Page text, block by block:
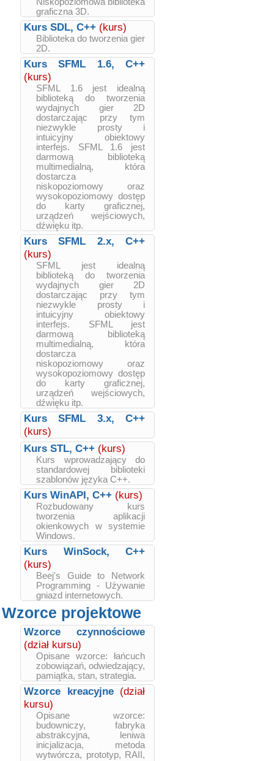
graficzna 3D.
Kurs SDL, C++ (kurs)
Biblioteka do tworzenia gier
2D.
Kurs SFML 1.6, C++
(kurs)
SFML 1.6 jest idealną
biblioteką do tworzenia
wydajnych gier 2D
dostarczając przy tym
niezwykle prosty i
intuicyjny obiektowy
interfejs. SFML 1.6 jest
darmową biblioteką
multimedialną, która
dostarcza
niskopoziomowy oraz
wysokopoziomowy dostęp
do karty graficznej,
urządzeń wejściowych,
dźwięku itp.
Kurs SFML 2.x, C++
(kurs)
SFML jest idealną
biblioteką do tworzenia
wydajnych gier 2D
dostarczając przy tym
niezwykle prosty i
intuicyjny obiektowy
interfejs. SFML jest
darmową biblioteką
multimedialną, która
dostarcza
niskopoziomowy oraz
wysokopoziomowy dostęp
do karty graficznej,
urządzeń wejściowych,
dźwięku itp.
Kurs SFML 3.x, C++
(kurs)
Kurs STL, C++ (kurs)
Kurs wprowadzający do
standardowej biblioteki
szablonów języka C++.
Kurs WinAPI, C++ (kurs)
Rozbudowany kurs
tworzenia aplikacji
okienkowych w systemie
Windows.
Kurs WinSock, C++
(kurs)
Beej's Guide to Network
Programming - Używanie
gniazd internetowych.
Wzorce projektowe
Wzorce czynnościowe
(dział kursu)
Opisane wzorce: łańcuch
zobowiązań, odwiedzający,
pamiątka, stan, strategia.
Wzorce kreacyjne (dział
kursu)
Opisane wzorce:
budowniczy, fabryka
abstrakcyjna, leniwa
inicjalizacja, metoda
wytwórcza, prototyp, RAII,